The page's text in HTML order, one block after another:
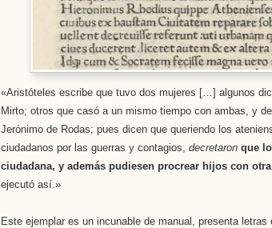
«Aristóteles escribe que tuvo dos mujeres […] algunos
Mirto; otros que casó a un mismo tiempo con ambas, y
Jerónimo de Rodas; pues dicen que queriendo los
ciudadanos por las guerras y contagios,decretaron que
ciudadana, y además pudiesen procrear hijos con
ejecutó así.»
Este ejemplar es un incunable de manual, presenta